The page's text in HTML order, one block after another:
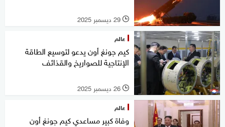
l 29 ديسمبر 2025
عالم
كيم جونغ أون يدعو لتوسيع الطاقة
الإنتاجية للصواريخ والقذائف
l 26 ديسمبر 2025
عالم
وفاة كبير مساعدي كيم جونغ أون